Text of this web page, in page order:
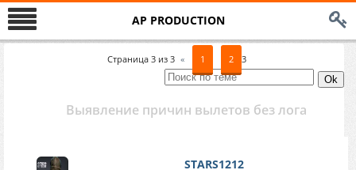
AP PRODUCTION
Страница 3 из 3 « 1 2 3
Выявление причин вылетов без лога
STARS1212